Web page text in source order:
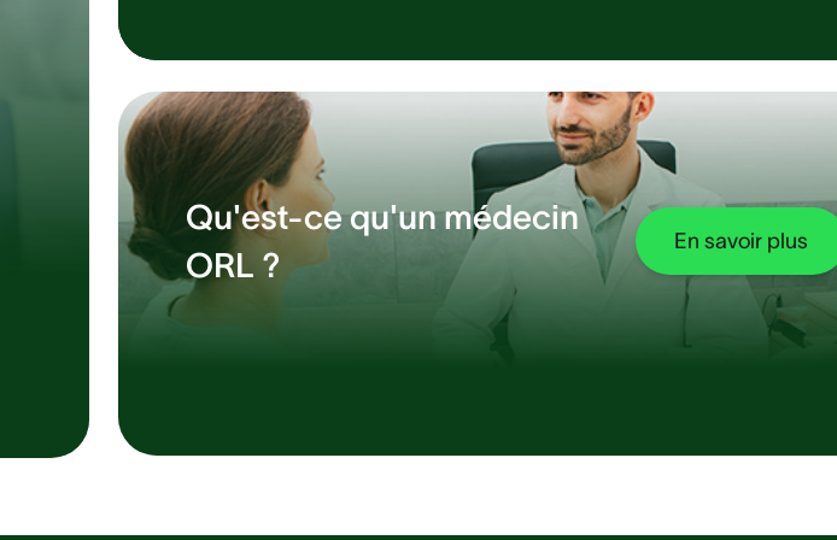
Qu'est-ce qu'un médecin
ORL ?
En savoir plus